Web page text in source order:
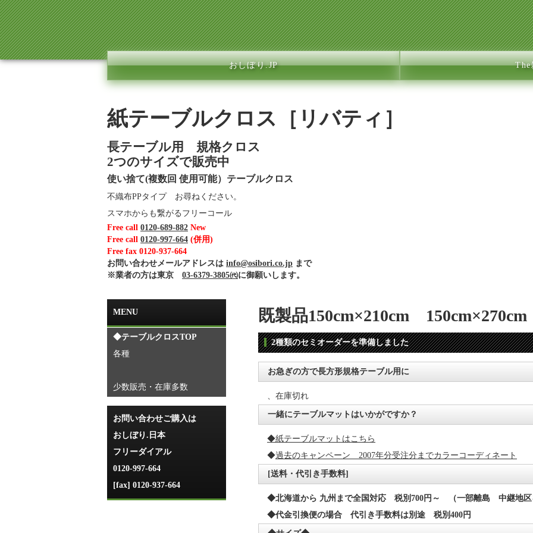
おしぼり.JP The
紙テーブルクロス［リバティ］
長テーブル用 規格クロス
2つのサイズで販売中
使い捨て(複数回 使用可能）テーブルクロス
不織布PPタイプ お尋ねください。
スマホからも繋がるフリーコール
Free call 0120-689-882 New
Free call 0120-997-664 (併用)
Free fax 0120-937-664
お問い合わせメールアドレスは info@osibori.co.jp まで
※業者の方は東京
03-6379-3805㈹に御願いします。
MENU
◆テーブルクロスTOP
各種
少数販売・在庫多数
お問い合わせご購入は
おしぼり.日本
フリーダイアル
0120-997-664
[fax] 0120-937-664
既製品150cm×210cm 150cm×270cm
2種類のセミオーダーを準備しました
お急ぎの方で長方形規格テーブル用に
、在庫切れ
一緒にテーブルマットはいかがですか？
◆紙テーブルマットはこちら
◆過去のキャンペーン 2007年分受注分までカラーコーディネート
[送料・代引き手数料]
◆北海道から 九州まで全国対応 税別700円～ （一部離島 中継地区
◆代金引換便の場合 代引き手数料は別途 税別400円